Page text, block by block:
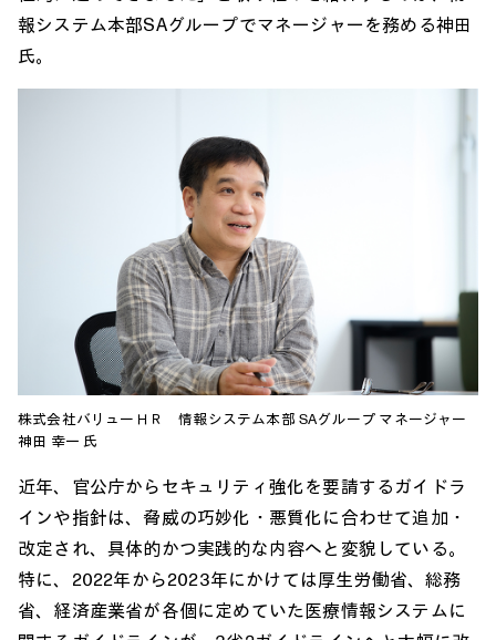
報システム本部SAグループでマネージャーを務める神田
氏。
株式会社バリューＨＲ 情報システム本部 SAグループ マネージャー
神田 幸一 氏
近年、官公庁からセキュリティ強化を要請するガイドラ
インや指針は、脅威の巧妙化・悪質化に合わせて追加・
改定され、具体的かつ実践的な内容へと変貌している。
特に、2022年から2023年にかけては厚生労働省、総務
省、経済産業省が各個に定めていた医療情報システムに